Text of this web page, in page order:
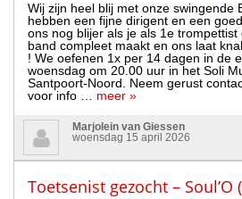
Wij zijn heel blij met onze swingende
hebben een fijne dirigent en een
ons nog blijer als je als 1e
band compleet maakt en ons laat
! We oefenen 1x per 14 dagen in de
woensdag om 20.00 uur in het Soli
Santpoort-Noord. Neem gerust
voor info … meer »
Marjolein van Giessen
woensdag 15 april 2026
Toetsenist gezocht –